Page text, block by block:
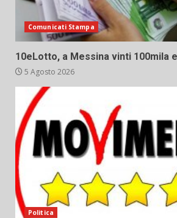
Comunicati Stampa
10eLotto, a Messina vinti 100mila
5 Agosto 2026
Politica